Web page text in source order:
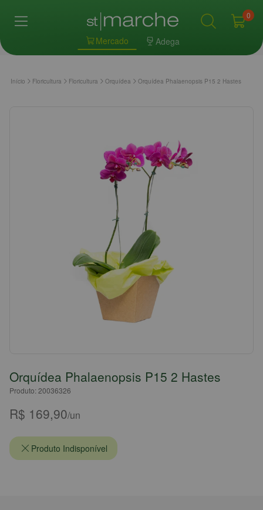
Mercado Adega
0
Início Floricultura Floricultura Orquídea Orquídea Phalaenopsis P15 2 Hastes
Orquídea Phalaenopsis P15 2 Hastes
Produto: 20036326
R$ 169,90/un
Produto Indisponível